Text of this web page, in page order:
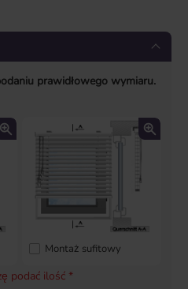
prawidłowego wymiaru.
Montaż sufitowy
podać ilość *